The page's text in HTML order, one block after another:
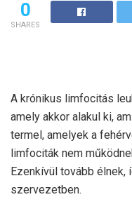
0
SHARES
A krónikus limfocitás
amely akkor alakul ki,
termel, amelyek a
limfociták nem
Ezenkívül tovább élnek,
szervezetben.